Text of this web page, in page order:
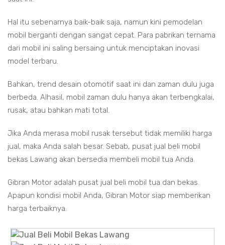
Hal itu sebenarnya baik-baik saja, namun kini pemodelan
mobil berganti dengan sangat cepat. Para pabrikan ternama
dari mobil ini saling bersaing untuk menciptakan inovasi
model terbaru.
Bahkan, trend desain otomotif saat ini dan zaman dulu juga
berbeda. Alhasil, mobil zaman dulu hanya akan terbengkalai,
rusak, atau bahkan mati total.
Jika Anda merasa mobil rusak tersebut tidak memiliki harga
jual, maka Anda salah besar. Sebab, pusat jual beli mobil
bekas Lawang akan bersedia membeli mobil tua Anda.
Gibran Motor adalah pusat jual beli mobil tua dan bekas.
Apapun kondisi mobil Anda, Gibran Motor siap memberikan
harga terbaiknya.